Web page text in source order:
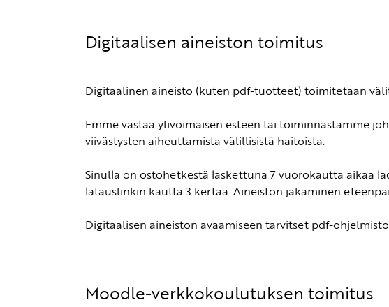
Digitaalisen aineiston toimitus
Digitaalinen aineisto (kuten pdf-tuotteet) toimitetaan
Emme vastaa ylivoimaisen esteen tai toiminnastamme
viivästysten aiheuttamista välillisistä haitoista.
Sinulla on ostohetkestä laskettuna 7 vuorokautta aikaa
latauslinkin kautta 3 kertaa. Aineiston jakaminen
Digitaalisen aineiston avaamiseen tarvitset pdf-
Moodle-verkkokoulutuksen toimitus